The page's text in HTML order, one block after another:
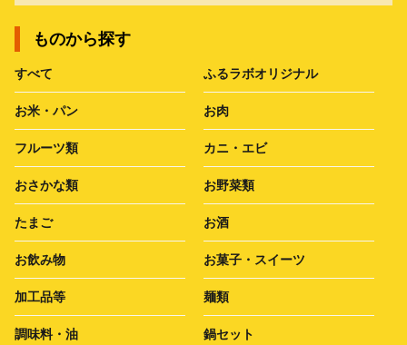
ものから探す
すべて ふるラボオリジナル
お米・パン お肉
フルーツ類 カニ・エビ
おさかな類 お野菜類
たまご お酒
お飲み物 お菓子・スイーツ
加工品等 麺類
調味料・油 鍋セット